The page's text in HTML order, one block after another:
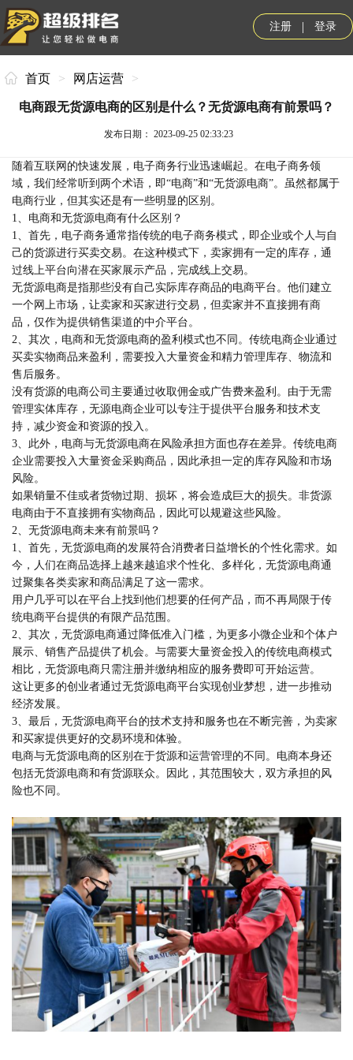
注册 | 登录
首页 > 网店运营 >
电商跟无货源电商的区别是什么？无货源电商有前景吗？
发布日期： 2023-09-25 02:33:23
随着互联网的快速发展，电子商务行业迅速崛起。在电子商务领
域，我们经常听到两个术语，即“电商”和“无货源电商”。虽然都属于
电商行业，但其实还是有一些明显的区别。
1、电商和无货源电商有什么区别？
1、首先，电子商务通常指传统的电子商务模式，即企业或个人与自
己的货源进行买卖交易。在这种模式下，卖家拥有一定的库存，通
过线上平台向潜在买家展示产品，完成线上交易。
无货源电商是指那些没有自己实际库存商品的电商平台。他们建立
一个网上市场，让卖家和买家进行交易，但卖家并不直接拥有商
品，仅作为提供销售渠道的中介平台。
2、其次，电商和无货源电商的盈利模式也不同。传统电商企业通过
买卖实物商品来盈利，需要投入大量资金和精力管理库存、物流和
售后服务。
没有货源的电商公司主要通过收取佣金或广告费来盈利。由于无需
管理实体库存，无源电商企业可以专注于提供平台服务和技术支
持，减少资金和资源的投入。
3、此外，电商与无货源电商在风险承担方面也存在差异。传统电商
企业需要投入大量资金采购商品，因此承担一定的库存风险和市场
风险。
如果销量不佳或者货物过期、损坏，将会造成巨大的损失。非货源
电商由于不直接拥有实物商品，因此可以规避这些风险。
2、无货源电商未来有前景吗？
1、首先，无货源电商的发展符合消费者日益增长的个性化需求。如
今，人们在商品选择上越来越追求个性化、多样化，无货源电商通
过聚集各类卖家和商品满足了这一需求。
用户几乎可以在平台上找到他们想要的任何产品，而不再局限于传
统电商平台提供的有限产品范围。
2、其次，无货源电商通过降低准入门槛，为更多小微企业和个体户
展示、销售产品提供了机会。与需要大量资金投入的传统电商模式
相比，无货源电商只需注册并缴纳相应的服务费即可开始运营。
这让更多的创业者通过无货源电商平台实现创业梦想，进一步推动
经济发展。
3、最后，无货源电商平台的技术支持和服务也在不断完善，为卖家
和买家提供更好的交易环境和体验。
电商与无货源电商的区别在于货源和运营管理的不同。电商本身还
包括无货源电商和有货源联众。因此，其范围较大，双方承担的风
险也不同。